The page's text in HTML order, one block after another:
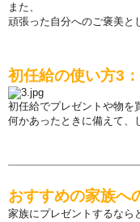
また、
頑張った自分へのご褒美と
初任給の使い方3
初任給でプレゼントや物を
何かあったときに備えて、
おすすめの家族へ
家族にプレゼントするなら